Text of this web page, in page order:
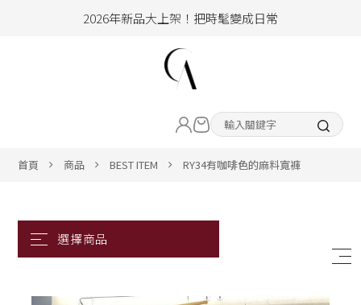
加入會員即享100元購物金
2026年新品大上架！把時髦變成日常
加入會員即享100元購物金
CLOTHING
BOTTOM
首頁 商品 BEST ITEM RY34有咖啡色的麻料寬褲